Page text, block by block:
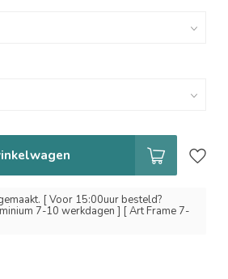
[ Voor 15:00uur besteld?
7-10 werkdagen ] [ Art Frame 7-